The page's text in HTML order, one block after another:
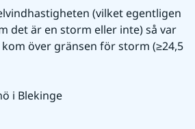
(vilket egentligen
det är en storm eller inte) så var
över gränsen för storm (≥24,5
i Blekinge